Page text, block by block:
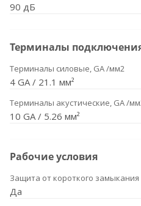
90 дБ
Терминалы
Терминалы силовые, GA /мм2
4 GA / 21.1 мм²
Терминалы акустические, GA /
10 GA / 5.26 мм²
Рабочие условия
Защита от короткого замыкания
Да